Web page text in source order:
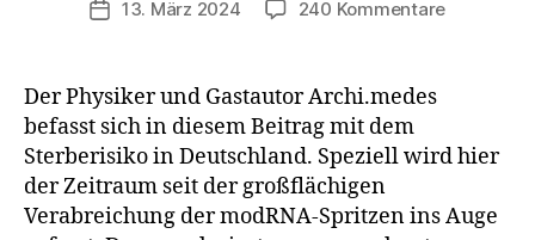
Veröffentlichungsdatum
13. März 2024 240 Kommentarezu
Spritzen
erhöht,
Der Physiker und Gastautor Archi.medes
befasst sich in diesem Beitrag mit dem
Sterberisiko in Deutschland. Speziell wird hier
der Zeitraum seit der großflächigen
Verabreichung der modRNA-Spritzen ins Auge